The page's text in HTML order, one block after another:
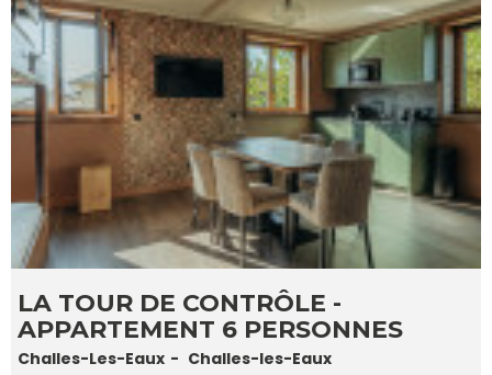
LA TOUR DE CONTRÔLE -
APPARTEMENT 6 PERSONNES
Challes-Les-Eaux
Challes-les-Eaux